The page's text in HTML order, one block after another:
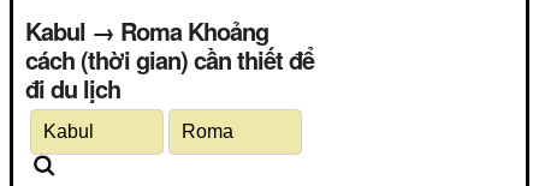
Kabul → Roma Khoảng
cách (thời gian) cần thiết để
đi du lịch